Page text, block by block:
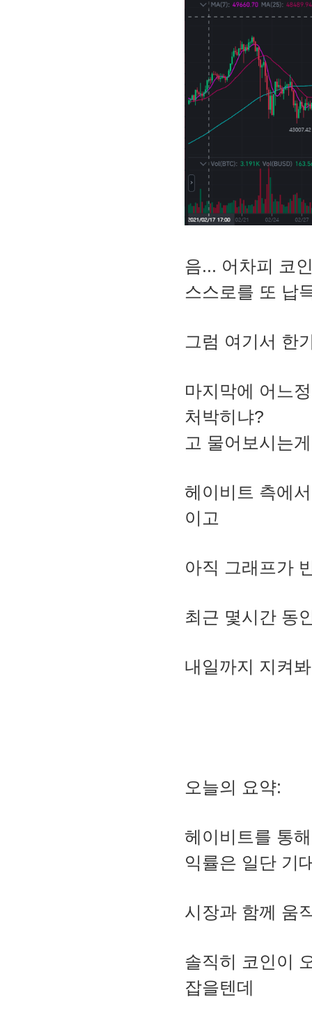
음... 어차피 코
스스로를 또 납
그럼 여기서 한
마지막에 어느
처박히냐?
고 물어보시는
헤이비트 측에
이고
아직 그래프가
최근 몇시간 동
내일까지 지켜
오늘의 요약:
헤이비트를 통
익률은 일단 기
시장과 함께 움
솔직히 코인이
잡을텐데